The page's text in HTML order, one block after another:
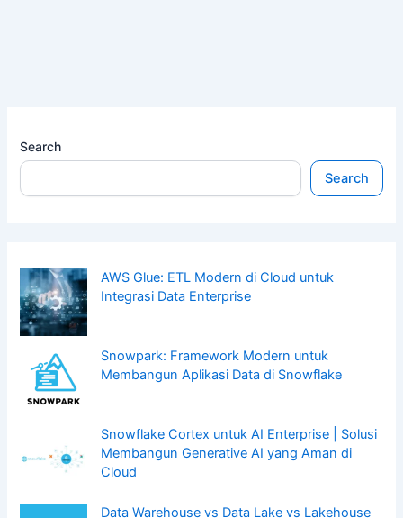
Search
Search
AWS Glue: ETL Modern di Cloud untuk
Integrasi Data Enterprise
Snowpark: Framework Modern untuk
Membangun Aplikasi Data di Snowflake
Snowflake Cortex untuk AI Enterprise | Solusi
Membangun Generative AI yang Aman di
Cloud
Data Warehouse vs Data Lake vs Lakehouse